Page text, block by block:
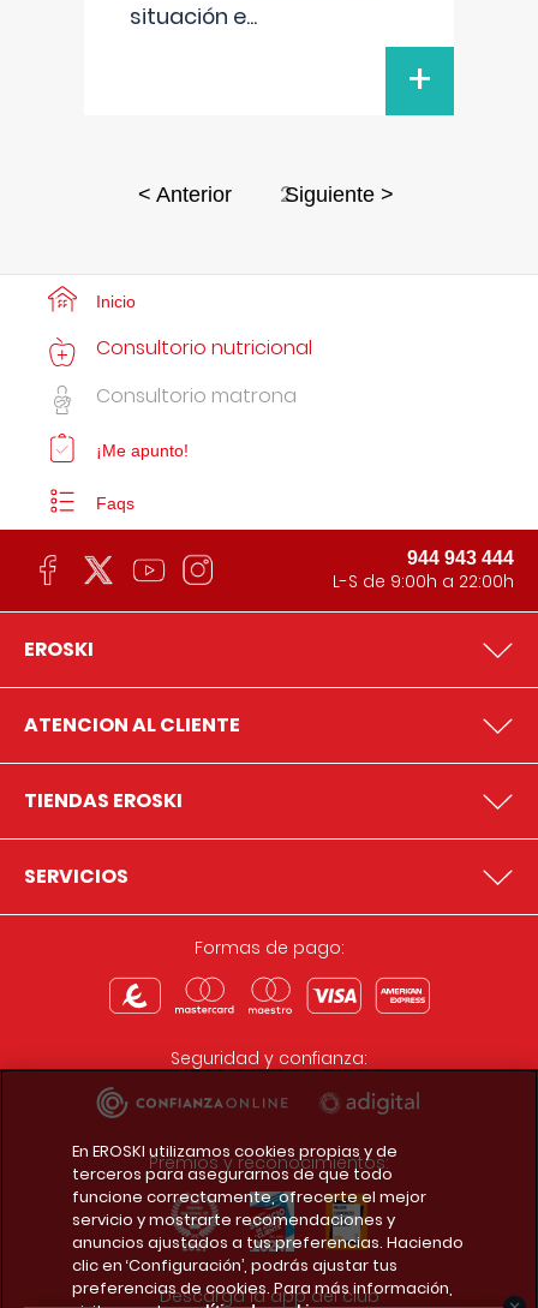
situación e...
+
< Anterior 2Siguiente >
Inicio
Consultorio nutricional
Consultorio matrona
¡Me apunto!
Faqs
944 943 444
L-S de 9:00h a 22:00h
EROSKI
ATENCION AL CLIENTE
TIENDAS EROSKI
SERVICIOS
Formas de pago:
Seguridad y confianza:
Premios y reconocimientos:
Descarga la app del club
En EROSKI utilizamos cookies propias y de
terceros para asegurarnos de que todo
funcione correctamente, ofrecerte el mejor
servicio y mostrarte recomendaciones y
anuncios ajustados a tus preferencias. Haciendo
clic en ‘Configuración’, podrás ajustar tus
preferencias de cookies. Para más información,